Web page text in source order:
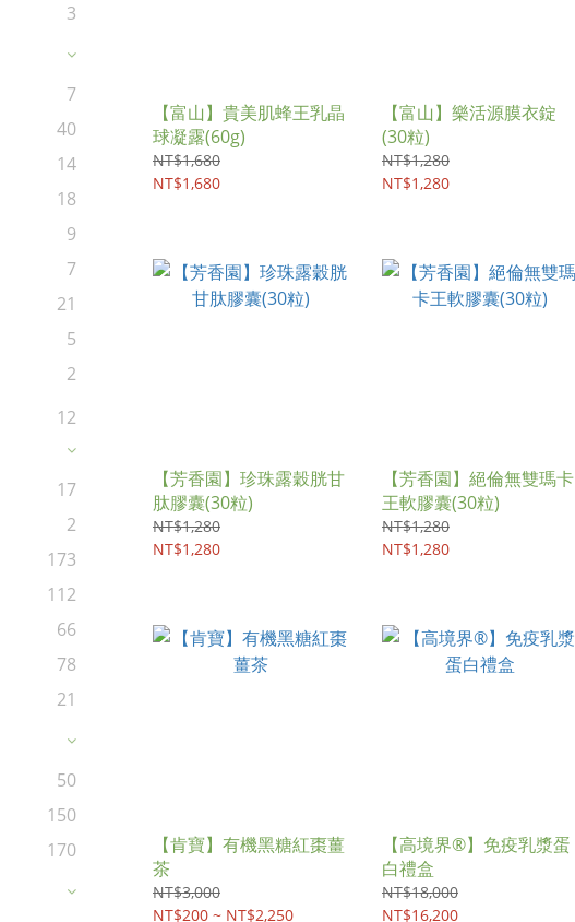
3
7
40
14
18
9
7
21
5
2
12
17
2
173
112
66
78
21
50
150
170
【富山】貴美肌蜂王乳晶
球凝露(60g)
NT$1,680
NT$1,680
【富山】樂活源膜衣錠
(30粒)
NT$1,280
NT$1,280
【芳香園】珍珠露穀胱甘
肽膠囊(30粒)
NT$1,280
NT$1,280
【芳香園】絕倫無雙瑪卡
王軟膠囊(30粒)
NT$1,280
NT$1,280
【肯寶】有機黑糖紅棗薑
茶
NT$3,000
NT$200 ~ NT$2,250
【高境界®】免疫乳漿蛋
白禮盒
NT$18,000
NT$16,200